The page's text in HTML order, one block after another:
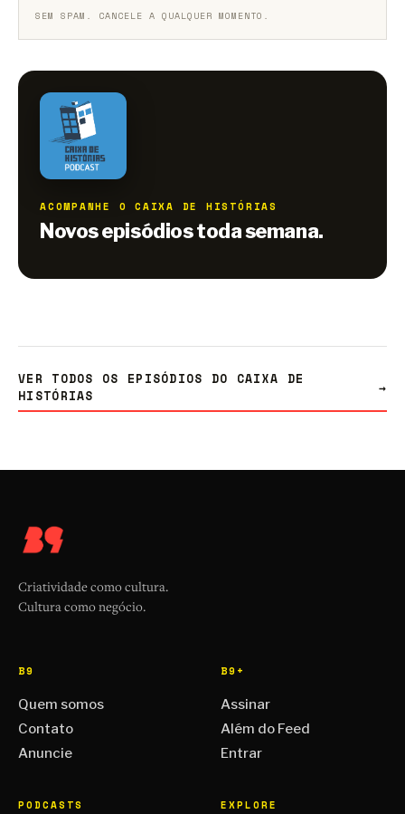
SEM SPAM. CANCELE A QUALQUER MOMENTO.
ACOMPANHE O CAIXA DE HISTÓRIAS
Novos episódios toda semana.
VER TODOS OS EPISÓDIOS DO CAIXA DE
HISTÓRIAS
→
Criatividade como cultura.
Cultura como negócio.
B9
Quem somos
Contato
Anuncie
B9+
Assinar
Além do Feed
Entrar
PODCASTS EXPLORE